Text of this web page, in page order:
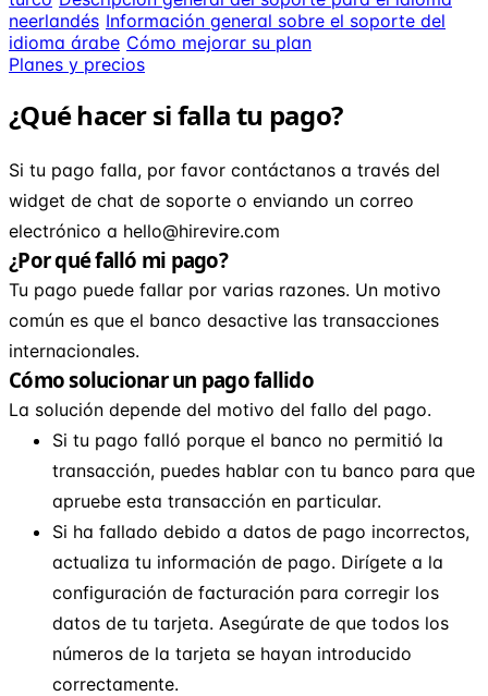
neerlandés Información general sobre el soporte del
idioma árabe Cómo mejorar su plan
Planes y precios
¿Qué hacer si falla tu pago?
Si tu pago falla, por favor contáctanos a través del
widget de chat de soporte o enviando un correo
electrónico a hello@hirevire.com
¿Por qué falló mi pago?
Tu pago puede fallar por varias razones. Un motivo
común es que el banco desactive las transacciones
internacionales.
Cómo solucionar un pago fallido
La solución depende del motivo del fallo del pago.
Si tu pago falló porque el banco no permitió la
transacción, puedes hablar con tu banco para que
apruebe esta transacción en particular.
Si ha fallado debido a datos de pago incorrectos,
actualiza tu información de pago. Dirígete a la
configuración de facturación para corregir los
datos de tu tarjeta. Asegúrate de que todos los
números de la tarjeta se hayan introducido
correctamente.